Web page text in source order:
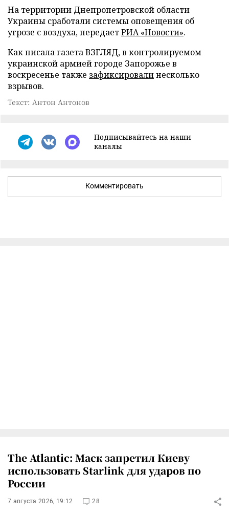
На территории Днепропетровской области
Украины сработали системы оповещения об
угрозе с воздуха, передаетРИА «Новости».
Как писала газета ВЗГЛЯД, в контролируемом
украинской армией городе Запорожье в
воскресенье также зафиксировалинесколько
взрывов.
Текст: Антон Антонов
Подписывайтесь на наши
каналы
Комментировать
The Atlantic: Маск запретил Киеву
использовать Starlink для ударов по
России
7 августа 2026, 19:12 28